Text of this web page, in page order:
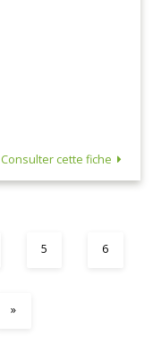
Consulter cette fiche
5 6
»